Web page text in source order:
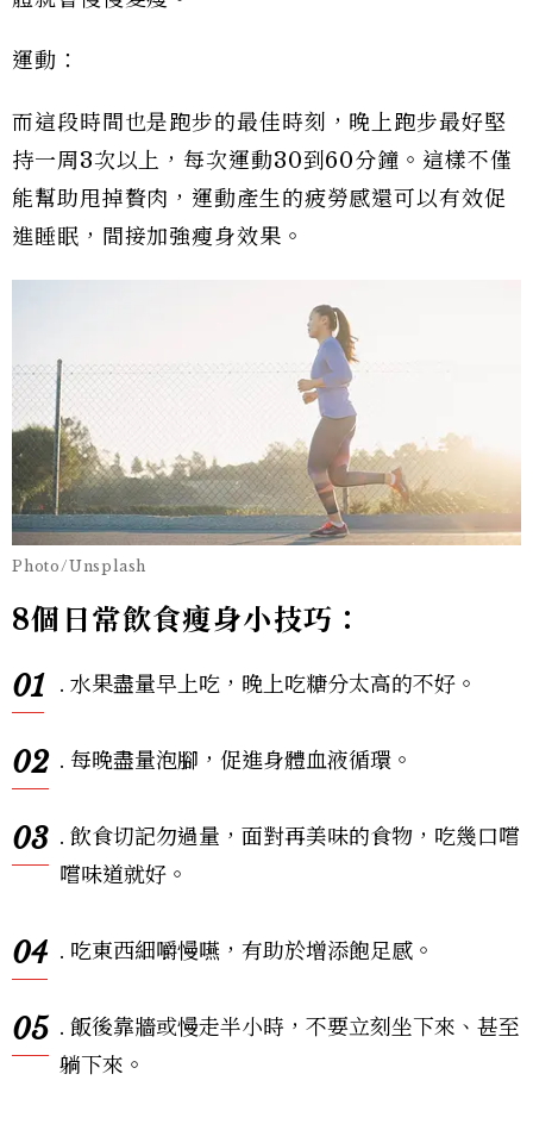
運動：
而這段時間也是跑步的最佳時刻，晚上跑步最好堅
持一周3次以上，每次運動30到60分鐘。這樣不僅
能幫助甩掉贅肉，運動產生的疲勞感還可以有效促
進睡眠，間接加強瘦身效果。
Photo/Unsplash
8個日常飲食瘦身小技巧：
01
. 水果盡量早上吃，晚上吃糖分太高的不好。
02 . 每晚盡量泡腳，促進身體血液循環。
03 . 飲食切記勿過量，面對再美味的食物，吃幾口嚐
嚐味道就好。
04 . 吃東西細嚼慢嚥，有助於增添飽足感。
05 . 飯後靠牆或慢走半小時，不要立刻坐下來、甚至
躺下來。